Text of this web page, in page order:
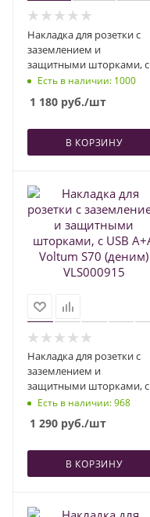
Накладка для розетки с
заземлением и
защитными шторками, с
USB A+C Voltum S70 (шелк)
Есть в наличии: 1000
1 180 руб./шт
В КОРЗИНУ
Накладка для розетки с
заземлением и
защитными шторками, с
USB A+A Voltum S70
(деним) VLS000915
Есть в наличии: 968
1 290 руб./шт
В КОРЗИНУ